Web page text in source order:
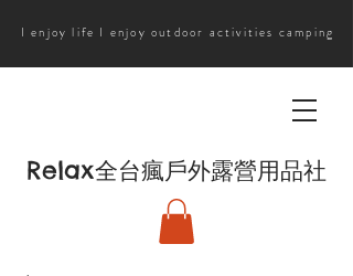
I enjoy life I enjoy outdoor activities camping
Relax全台瘋戶外露營用品社